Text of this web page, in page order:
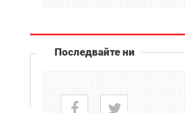
Последвайте ни